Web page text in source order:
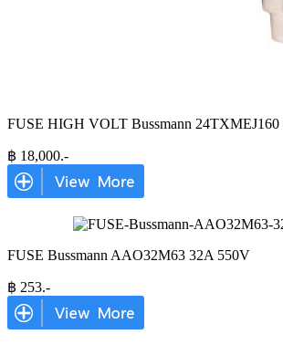
FUSE HIGH VOLT Bussmann
฿ 18,000.-
FUSE Bussmann AAO32M63 32A 550V
฿ 253.-